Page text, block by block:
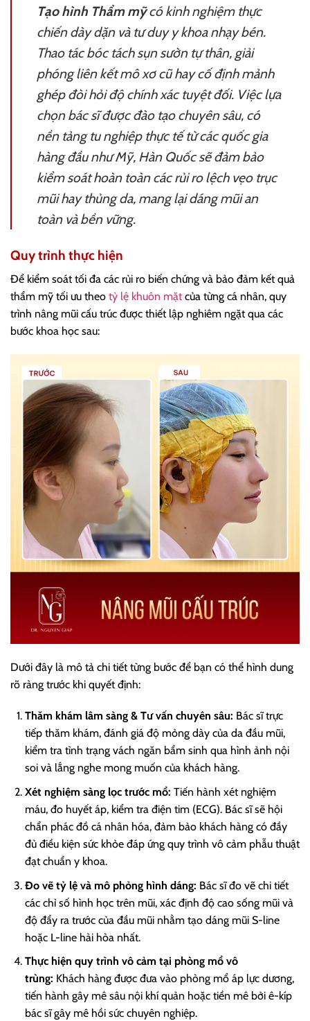
Tạo hình Thẩm mỹcó kinh nghiệm thực
chiến dày dặn và tư duy y khoa nhạy bén.
Thao tác bóc tách sụn sườn tự thân, giải
phóng liên kết mô xơ cũ hay cố định mảnh
ghép đòi hỏi độ chính xác tuyệt đối. Việc lựa
chọn bác sĩ được đào tạo chuyên sâu, có
nền tảng tu nghiệp thực tế từ các quốc gia
hàng đầu như Mỹ, Hàn Quốc sẽ đảm bảo
kiểm soát hoàn toàn các rủi ro lệch vẹo trục
mũi hay thủng da, mang lại dáng mũi an
toàn và bền vững.
Quy trình thực hiện
Để kiểm soát tối đa các rủi ro biến chứng và bảo đảm kết quả
thẩm mỹ tối ưu theo tỷ lệ khuôn mặtcủa từng cá nhân, quy
trình nâng mũi cấu trúc được thiết lập nghiêm ngặt qua các
bước khoa học sau:
Dưới đây là mô tả chi tiết từng bước để bạn có thể hình dung
rõ ràng trước khi quyết định:
Thăm khám lâm sàng & Tư vấn chuyên sâu: Bác sĩ trực
tiếp thăm khám, đánh giá độ mỏng dày của da đầu mũi,
kiểm tra tình trạng vách ngăn bẩm sinh qua hình ảnh nội
soi và lắng nghe mong muốn của khách hàng.
Xét nghiệm sàng lọc trước mổ: Tiến hành xét nghiệm
máu, đo huyết áp, kiểm tra điện tim (ECG). Bác sĩ sẽ hội
chẩn phác đồ cá nhân hóa, đảm bảo khách hàng có đầy
đủ điều kiện sức khỏe đáp ứng quy trình vô cảm phẫu thuật
đạt chuẩn y khoa.
Đo vẽ tỷ lệ và mô phỏng hình dáng: Bác sĩ đo vẽ chi tiết
các chỉ số hình học trên mũi, xác định độ cao sống mũi và
độ đẩy ra trước của đầu mũi nhằm tạo dáng mũi S-line
hoặc L-line hài hòa nhất.
Thực hiện quy trình vô cảm tại phòng mổ vô
trùng: Khách hàng được đưa vào phòng mổ áp lực dương,
tiến hành gây mê sâu nội khí quản hoặc tiền mê bởi ê-kíp
bác sĩ gây mê hồi sức chuyên nghiệp.